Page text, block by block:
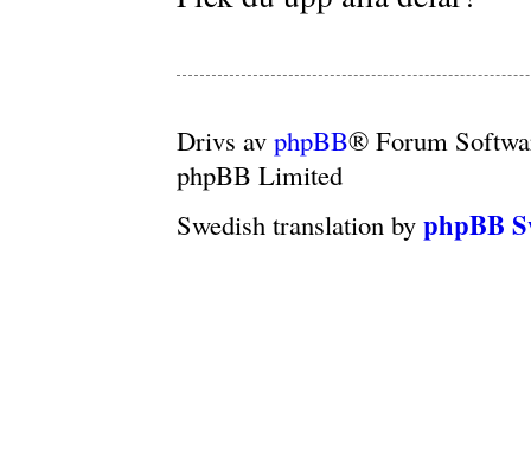
Drivs avphpBB® Forum
phpBB Limited
Swedish translation byphpBB